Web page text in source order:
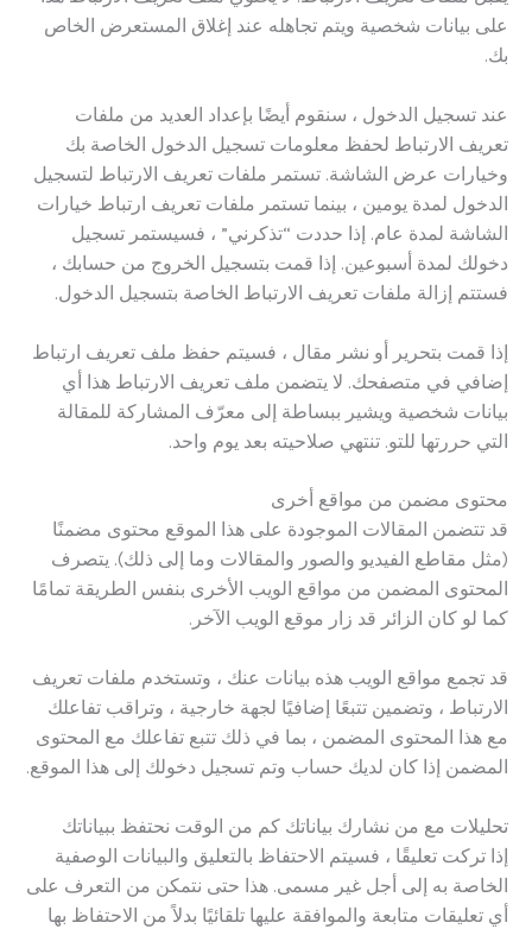
على بيانات شخصية ويتم تجاهله عند إغلاق المستعرض الخاص
بك.
عند تسجيل الدخول ، سنقوم أيضًا بإعداد العديد من ملفات
تعريف الارتباط لحفظ معلومات تسجيل الدخول الخاصة بك
وخيارات عرض الشاشة. تستمر ملفات تعريف الارتباط لتسجيل
الدخول لمدة يومين ، بينما تستمر ملفات تعريف ارتباط خيارات
الشاشة لمدة عام. إذا حددت “تذكرني” ، فسيستمر تسجيل
دخولك لمدة أسبوعين. إذا قمت بتسجيل الخروج من حسابك ،
فستتم إزالة ملفات تعريف الارتباط الخاصة بتسجيل الدخول.
إذا قمت بتحرير أو نشر مقال ، فسيتم حفظ ملف تعريف ارتباط
إضافي في متصفحك. لا يتضمن ملف تعريف الارتباط هذا أي
بيانات شخصية ويشير ببساطة إلى معرّف المشاركة للمقالة
التي حررتها للتو. تنتهي صلاحيته بعد يوم واحد.
محتوى مضمن من مواقع أخرى
قد تتضمن المقالات الموجودة على هذا الموقع محتوى مضمنًا
(مثل مقاطع الفيديو والصور والمقالات وما إلى ذلك). يتصرف
المحتوى المضمن من مواقع الويب الأخرى بنفس الطريقة تمامًا
كما لو كان الزائر قد زار موقع الويب الآخر.
قد تجمع مواقع الويب هذه بيانات عنك ، وتستخدم ملفات تعريف
الارتباط ، وتضمين تتبعًا إضافيًا لجهة خارجية ، وتراقب تفاعلك
مع هذا المحتوى المضمن ، بما في ذلك تتبع تفاعلك مع المحتوى
المضمن إذا كان لديك حساب وتم تسجيل دخولك إلى هذا الموقع.
تحليلات مع من نشارك بياناتك كم من الوقت نحتفظ ببياناتك
إذا تركت تعليقًا ، فسيتم الاحتفاظ بالتعليق والبيانات الوصفية
الخاصة به إلى أجل غير مسمى. هذا حتى نتمكن من التعرف على
أي تعليقات متابعة والموافقة عليها تلقائيًا بدلاً من الاحتفاظ بها